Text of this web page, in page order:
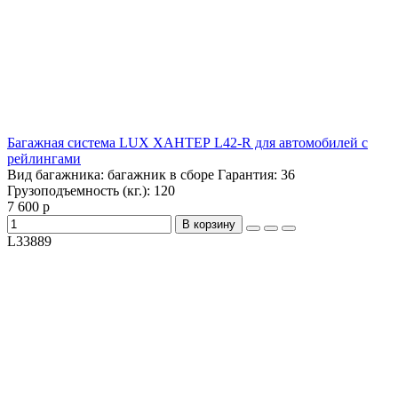
Багажная система LUX ХАНТЕР L42-R для автомобилей с
рейлингами
Вид багажника: багажник в сборе Гарантия: 36
Грузоподъемность (кг.): 120
7 600 р
В корзину
L33889